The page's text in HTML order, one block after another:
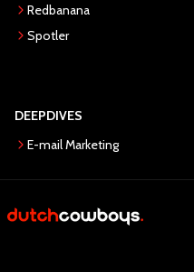
Redbanana
Spotler
DEEPDIVES
E-mail Marketing